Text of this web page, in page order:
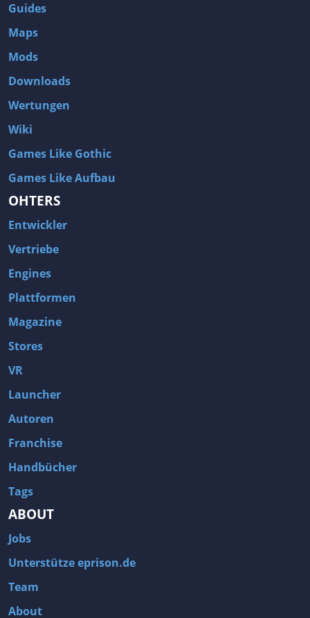
Guides
Maps
Mods
Downloads
Wertungen
Wiki
Games Like Gothic
Games Like Aufbau
OHTERS
Entwickler
Vertriebe
Engines
Plattformen
Magazine
Stores
VR
Launcher
Autoren
Franchise
Handbücher
Tags
ABOUT
Jobs
Unterstütze eprison.de
Team
About